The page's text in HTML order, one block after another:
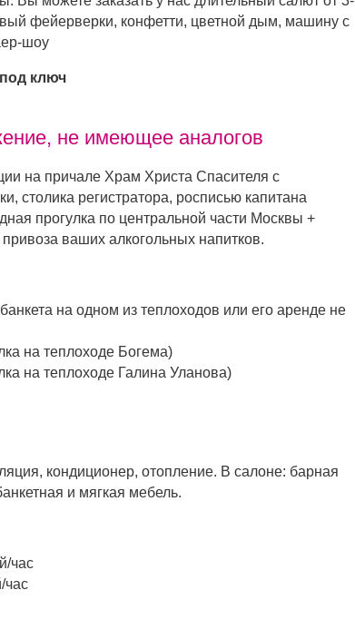
фейерверки, конфетти, цветной дым, машину с
шоу
ключ
не имеющее аналогов
на причале Храм Христа Спасителя с
столика регистратора, росписью капитана
прогулка по центральной части Москвы +
ваших алкогольных напитков.
на одном из теплоходов или его аренде не
на теплоходе Богема)
на теплоходе Галина Уланова)
кондиционер, отопление. В салоне: барная
и мягкая мебель.
час
час